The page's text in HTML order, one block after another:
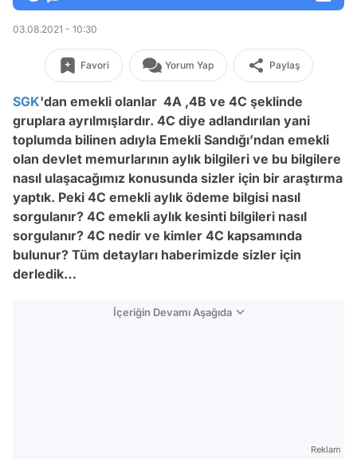
03.08.2021 - 10:30
Favori Yorum Yap Paylaş
SGK'dan emekli olanlar 4A ,4B ve 4C şeklinde
gruplara ayrılmışlardır. 4C diye adlandırılan yani
toplumda bilinen adıyla Emekli Sandığı’ndan emekli
olan devlet memurlarının aylık bilgileri ve bu bilgilere
nasıl ulaşacağımız konusunda sizler için bir araştırma
yaptık. Peki 4C emekli aylık ödeme bilgisi nasıl
sorgulanır? 4C emekli aylık kesinti bilgileri nasıl
sorgulanır? 4C nedir ve kimler 4C kapsamında
bulunur? Tüm detayları haberimizde sizler için
derledik…
İçeriğin Devamı Aşağıda
Reklam